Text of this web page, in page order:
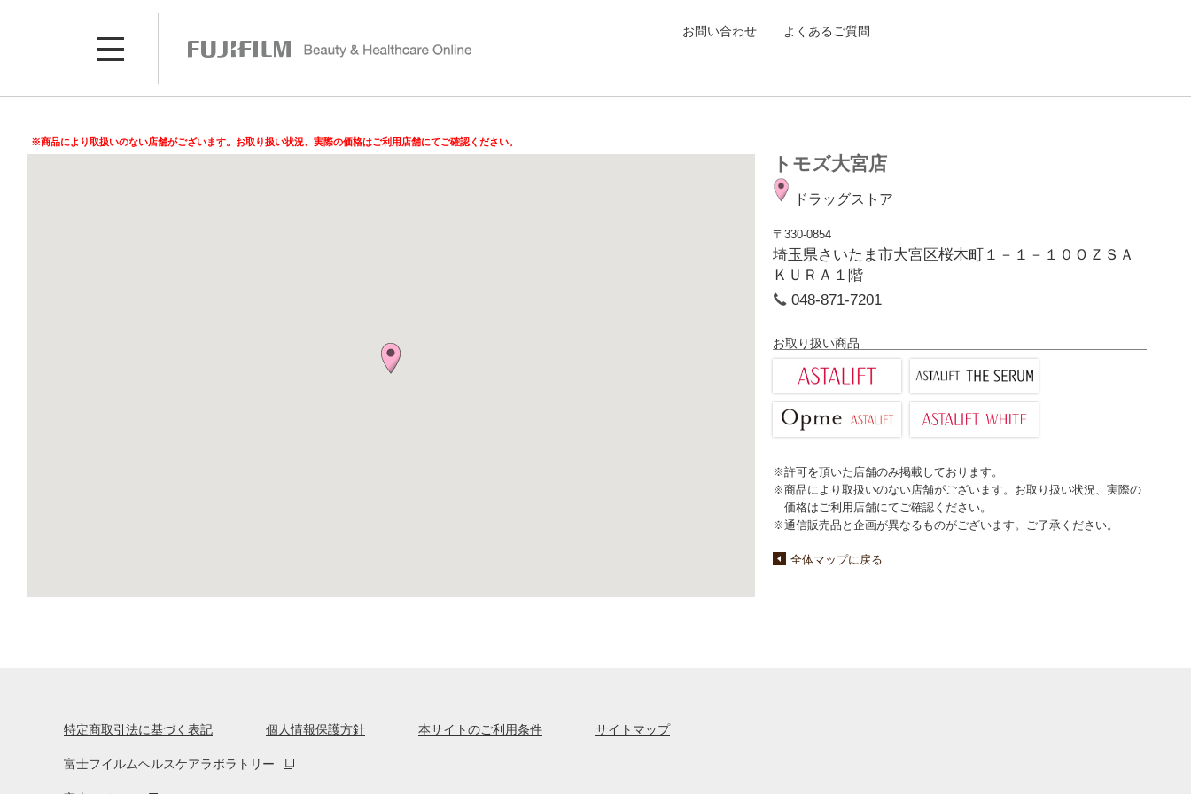
お問い合わせ よくあるご質問
※商品により取扱いのない店舗がございます。お取り扱い状況、実際の価格はご利用店舗にてご確認ください。
トモズ大宮店
ドラッグストア
〒330-0854
埼玉県さいたま市大宮区桜木町１－１－１０ＯＺＳＡ
ＫＵＲＡ１階
048-871-7201
お取り扱い商品
※許可を頂いた店舗のみ掲載しております。
※商品により取扱いのない店舗がございます。お取り扱い状況、実際の
価格はご利用店舗にてご確認ください。
※通信販売品と企画が異なるものがございます。ご了承ください。
全体マップに戻る
特定商取引法に基づく表記 個人情報保護方針 本サイトのご利用条件 サイトマップ
富士フイルムヘルスケアラボラトリー